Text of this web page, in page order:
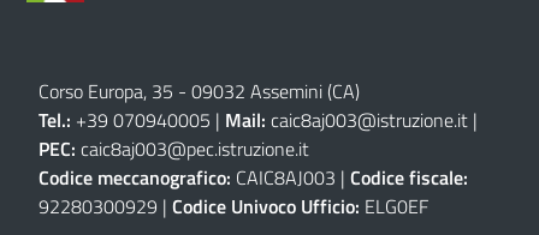
Corso Europa, 35 - 09032 Assemini (CA)
Tel.: +39 070940005 | Mail: caic8aj003@istruzione.it |
PEC: caic8aj003@pec.istruzione.it
Codice meccanografico: CAIC8AJ003 | Codice fiscale:
92280300929 | Codice Univoco Ufficio: ELG0EF